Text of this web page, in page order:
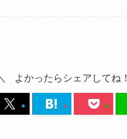
よかったらシェアしてね！